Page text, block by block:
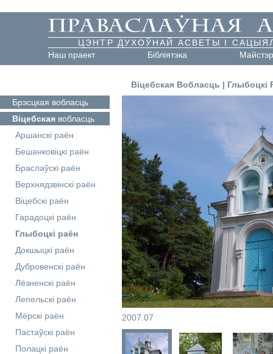
ЦЭНТР ДУХОЎНАЙ АСВЕТЫ І
Наш праект
Бібліятэка
Віцебская Вобласць | Глыбоцкі
Брэсцкая вобласць
Віцебская вобласць
Аршанскі раён
Бешанковіцкі раён
Браслаўскі раён
Верхнядзвінскі раён
Віцебскі раён
Гарадоцкі раён
Глыбоцкі раён
Докшыцкі раён
Дубровенскі раён
Лёзненскі раён
Лепельскі раён
Мёрскі раён
Пастаўскі раён
Полацкі раён
2007.07